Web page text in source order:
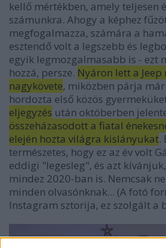
kellő mértékben, amely teljesen
számunkra. Ahogy a képhez
megfogalmazza, számára a
esztendő volt a legszebb és
egyik legmozgalmasabb is - ezt
hozzá, persze. Nyáron lett a
nagykövete, miközben párja
hordozta első közös
eljegyzés után októberben
összeházasodott a fiatal
elején hozta világra kislányukat.
természetes, hogy ez az év volt
eddigi "legesleg", és azt
mindez 2020-ban is. Nemcsak
minden olvasónknak... (A fotó
Instagram sztorija, ez szolgált a